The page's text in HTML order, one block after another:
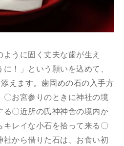
うに固く丈夫な歯が生え
！」という願いを込めて、
えます。歯固めの石の入手方
〇お宮参りのときに神社の境
る〇近所の氏神神舎の境内か
キレイな小石を拾って来る〇
社から借りた石は、お食い初